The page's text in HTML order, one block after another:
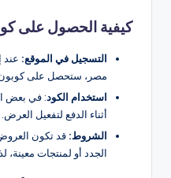
كيفية الحصول على
التسجيل في الموقع: عند
مصر، ستحصل على
استخدام الكود: في بعض
أثناء الدفع لتفعيل العرض.
الشروط: قد تكون
الجدد أو لمنتجات